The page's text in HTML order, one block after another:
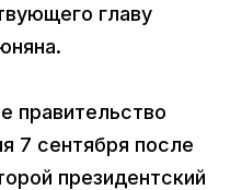
главу
правительство
7 сентября после
президентский